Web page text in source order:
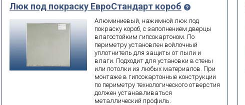
Люк под покраску ЕвроСтандарт короб
Алюминиевый, нажимной люк под
покраску короб, с заполнением дверцы
влагостойким гипсокартоном. По
периметру установлен войлочный
уплотнитель для защиты от пыли и
влаги. Подходит для установки в стены
или потолки из любых материалов. При
монтаже в гипсокартонные конструкции
по периметру технологического отверстия
должен устанавливаться
металлический профиль.